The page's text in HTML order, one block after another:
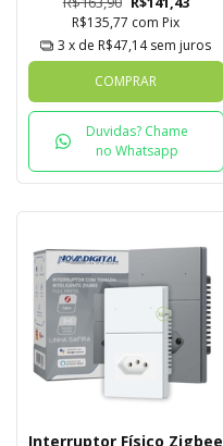
R$135,77 com Pix
3 x de R$47,14 sem juros
COMPRAR
Duvidas? Chame
no Whatsapp
Interruptor Físico Zigbee